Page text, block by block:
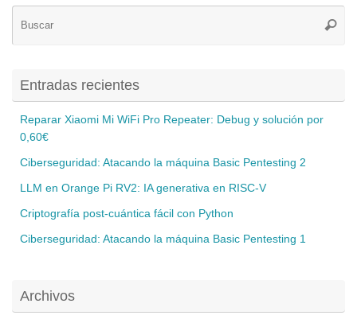
Entradas recientes
Reparar Xiaomi Mi WiFi Pro Repeater: Debug y solución por
0,60€
Ciberseguridad: Atacando la máquina Basic Pentesting 2
LLM en Orange Pi RV2: IA generativa en RISC-V
Criptografía post-cuántica fácil con Python
Ciberseguridad: Atacando la máquina Basic Pentesting 1
Archivos